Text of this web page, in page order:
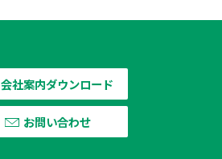
会社案内ダウンロード
お問い合わせ